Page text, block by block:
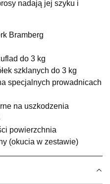
MEBLE
nadają jej szyku i
Bramberg
do 3 kg
szklanych do 3 kg
specjalnych prowadnicach
na uszkodzenia
powierzchnia
(okucia w zestawie)